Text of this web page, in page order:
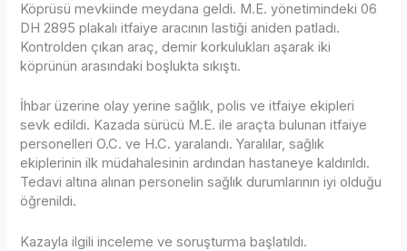
Köprüsü mevkiinde meydana geldi. M.E. yönetimindeki 06
DH 2895 plakalı itfaiye aracının lastiği aniden patladı.
Kontrolden çıkan araç, demir korkulukları aşarak iki
köprünün arasındaki boşlukta sıkıştı.
İhbar üzerine olay yerine sağlık, polis ve itfaiye ekipleri
sevk edildi. Kazada sürücü M.E. ile araçta bulunan itfaiye
personelleri O.C. ve H.C. yaralandı. Yaralılar, sağlık
ekiplerinin ilk müdahalesinin ardından hastaneye kaldırıldı.
Tedavi altına alınan personelin sağlık durumlarının iyi olduğu
öğrenildi.
Kazayla ilgili inceleme ve soruşturma başlatıldı.